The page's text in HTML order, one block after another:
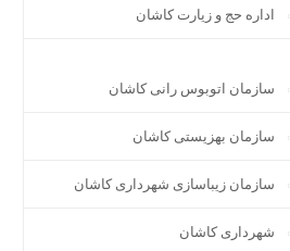
اداره حج و زیارت کاشان
سازمان اتوبوس رانی کاشان
سازمان بهزیستی کاشان
سازمان زیباسازی شهرداری کاشان
شهرداری کاشان